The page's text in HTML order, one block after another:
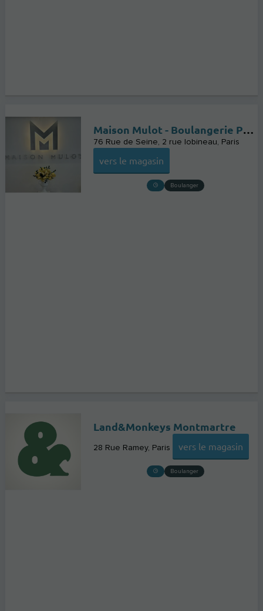
Maison Mulot - Boulangerie Pâtisserie Traiteur
76 Rue de Seine, 2 rue lobineau Paris
vers le magasin
Boulanger
Land&Monkeys Montmartre
28 Rue Ramey Paris vers le magasin
Boulanger